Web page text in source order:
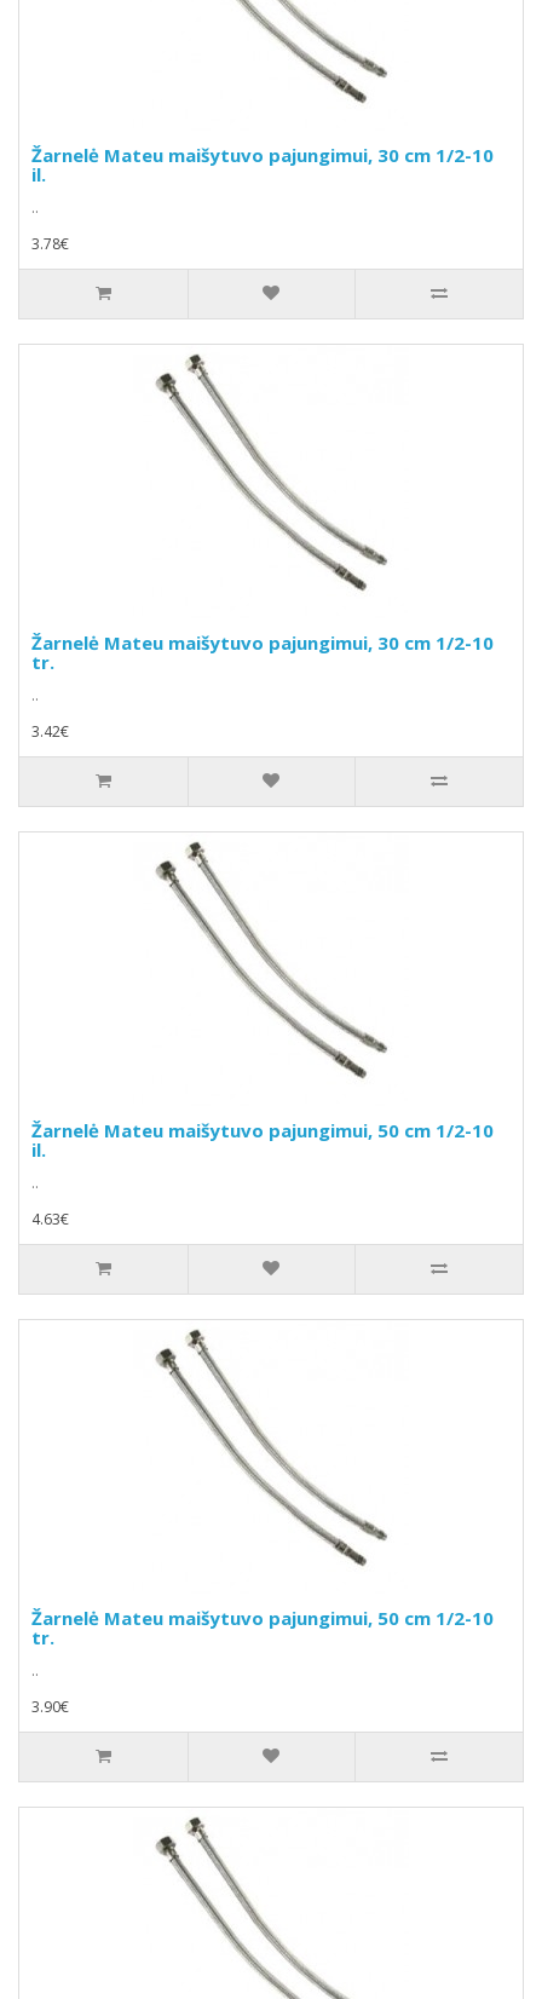
Žarnelė Mateu maišytuvo pajungimui, 30 cm 1/2-10
il.
..
3.78€
Žarnelė Mateu maišytuvo pajungimui, 30 cm 1/2-10
tr.
..
3.42€
Žarnelė Mateu maišytuvo pajungimui, 50 cm 1/2-10
il.
..
4.63€
Žarnelė Mateu maišytuvo pajungimui, 50 cm 1/2-10
tr.
..
3.90€